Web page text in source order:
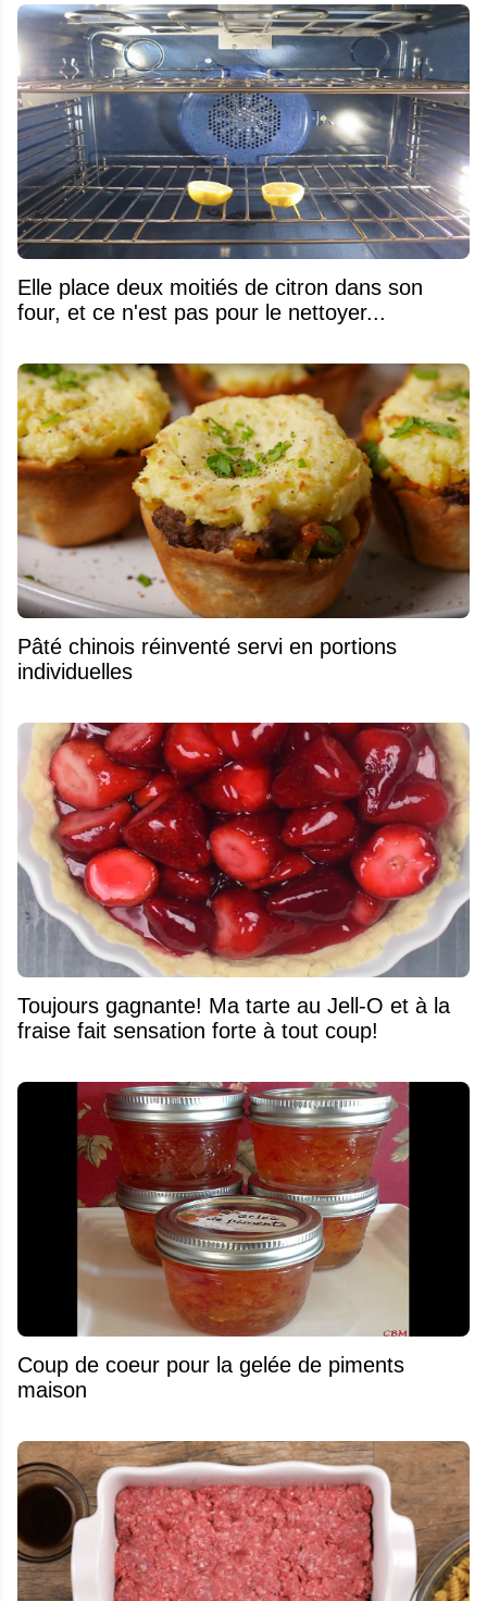
Elle place deux moitiés de citron dans son
four, et ce n'est pas pour le nettoyer...
Pâté chinois réinventé servi en portions
individuelles
Toujours gagnante! Ma tarte au Jell-O et à la
fraise fait sensation forte à tout coup!
Coup de coeur pour la gelée de piments
maison